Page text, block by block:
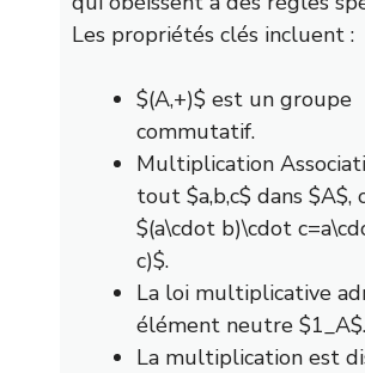
Les propriétés clés incluent :
$(A,+)$ est un groupe
commutatif.
Multiplication
tout $a,b,c$ dans $A$,
$(a\cdot b)\cdot
c)$.
La loi multiplicative
élément neutre $1_A$.
La multiplication est